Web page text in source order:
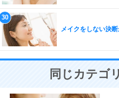
メイクをしない決
同じカテゴ